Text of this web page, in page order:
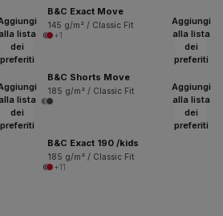
B&C Exact Move
145 g/m² / Classic Fit
+1
lista
dei
preferiti
Aggiungi
alla lista
dei
preferiti
B&C Shorts Move
185 g/m² / Classic Fit
lista
dei
preferiti
Aggiungi
alla lista
dei
preferiti
B&C Exact 190 /kids
185 g/m² / Classic Fit
+11